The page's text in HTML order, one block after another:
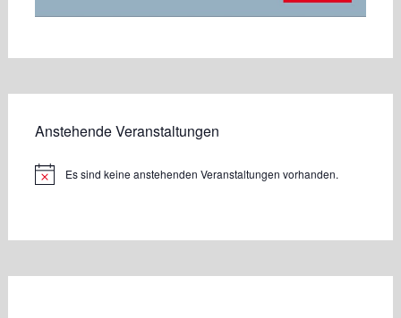
Anstehende Veranstaltungen
HinweisEs sind keine anstehenden Veranstaltungen vorhanden.